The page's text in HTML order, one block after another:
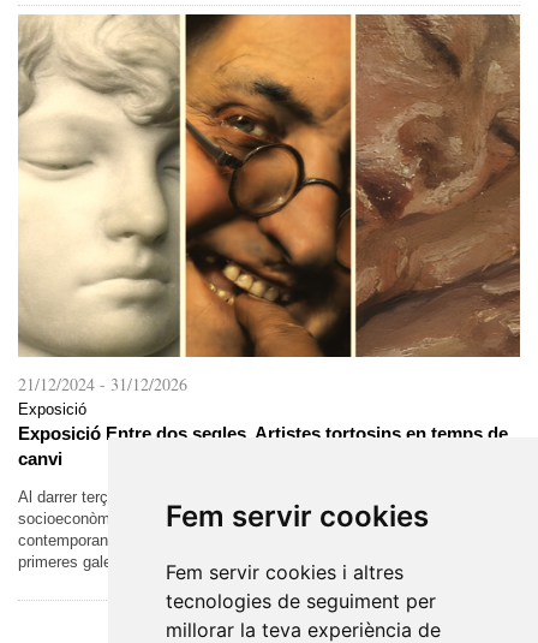
Fem servir cookies
Fem servir cookies i altres
tecnologies de seguiment per
millorar la teva experiència de
21/12/2024 - 31/12/2026
Exposició
Exposició Entre dos segles. Artistes tortosins en temps de
canvi
Al darrer terç del segle XIX, es van donar les condicions
socioeconòmiques que van permetre la formació del món artístic
contemporani. L’augment de la demanda va permetre l’aparició de les
primeres galeries i el...